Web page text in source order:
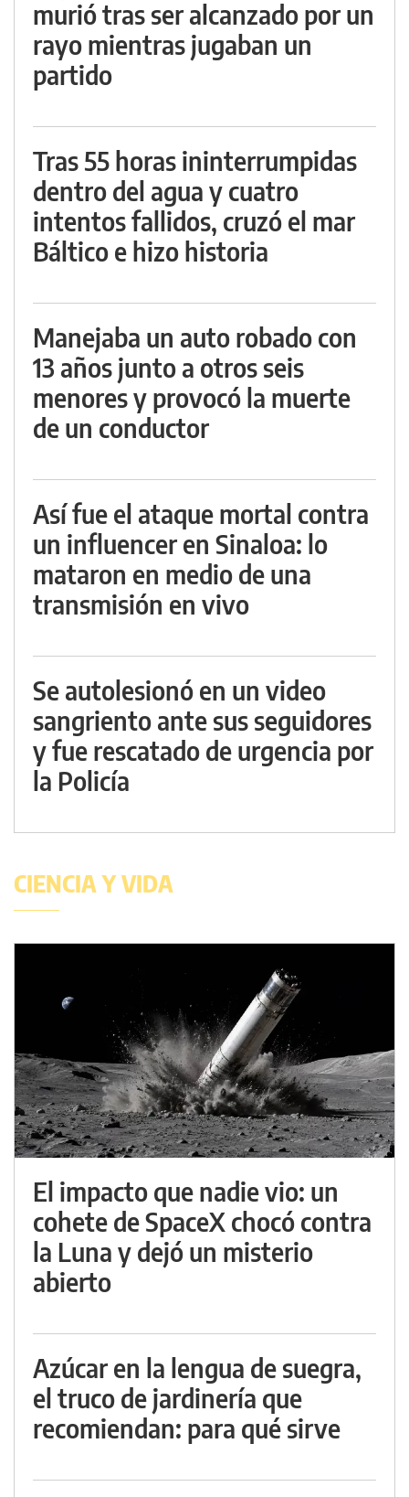
murió tras ser alcanzado por un
rayo mientras jugaban un
partido
Tras 55 horas ininterrumpidas
dentro del agua y cuatro
intentos fallidos, cruzó el mar
Báltico e hizo historia
Manejaba un auto robado con
13 años junto a otros seis
menores y provocó la muerte
de un conductor
Así fue el ataque mortal contra
un influencer en Sinaloa: lo
mataron en medio de una
transmisión en vivo
Se autolesionó en un video
sangriento ante sus seguidores
y fue rescatado de urgencia por
la Policía
CIENCIA Y VIDA
El impacto que nadie vio: un
cohete de SpaceX chocó contra
la Luna y dejó un misterio
abierto
Azúcar en la lengua de suegra,
el truco de jardinería que
recomiendan: para qué sirve